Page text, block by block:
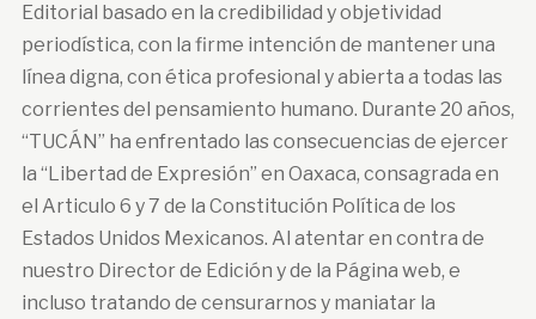
Editorial basado en la credibilidad y objetividad
periodística, con la firme intención de mantener una
línea digna, con ética profesional y abierta a todas las
corrientes del pensamiento humano. Durante 20 años,
“TUCÁN” ha enfrentado las consecuencias de ejercer
la “Libertad de Expresión” en Oaxaca, consagrada en
el Articulo 6 y 7 de la Constitución Política de los
Estados Unidos Mexicanos. Al atentar en contra de
nuestro Director de Edición y de la Página web, e
incluso tratando de censurarnos y maniatar la